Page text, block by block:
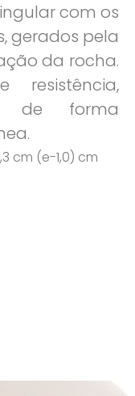
cm (e-1,0) cm
com os
gerados pela
da rocha.
resistência,
de forma